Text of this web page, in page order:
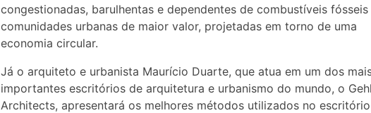
congestionadas, barulhentas e dependentes de combustíveis fósseis
comunidades urbanas de maior valor, projetadas em torno de uma
economia circular.
Já o arquiteto e urbanista Maurício Duarte, que atua em um dos
importantes escritórios de arquitetura e urbanismo do mundo, o Gehl
Architects, apresentará os melhores métodos utilizados no escritório